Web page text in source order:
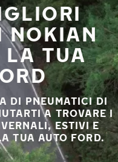
NOKIAN
LA TUA
DI PNEUMATICI DI
A TROVARE I
ESTIVI E
TUA AUTO FORD.